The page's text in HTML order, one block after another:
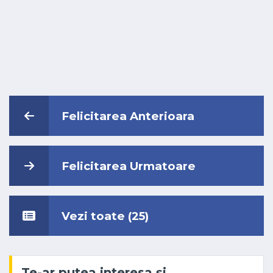
Felicitarea Anterioara
Felicitarea Urmatoare
Vezi toate (25)